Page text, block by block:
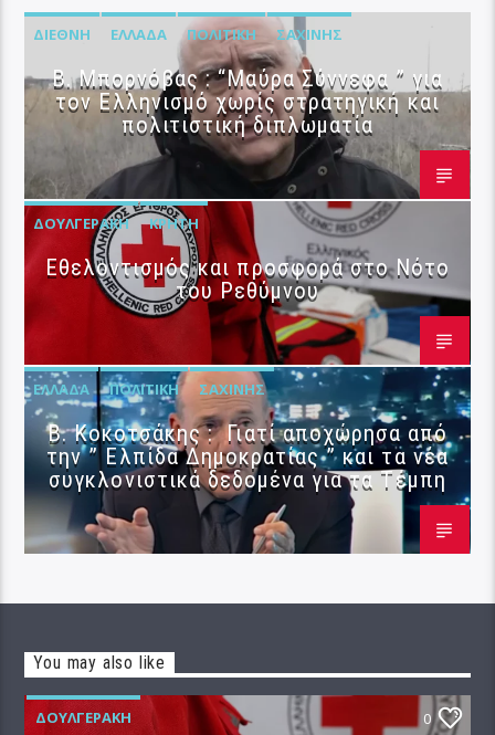
ΔΙΕΘΝΉ ΕΛΛΆΔΑ ΠΟΛΙΤΙΚΉ ΣΑΧΊΝΗΣ
B. Μπορνόβας : “Μαύρα Σύννεφα ” για
τον Ελληνισμό χωρίς στρατηγική και
πολιτιστική διπλωματία
ΔΟΥΛΓΕΡΆΚΗ ΚΡΉΤΗ
Εθελοντισμός και προσφορά στο Νότο
του Ρεθύμνου
ΕΛΛΆΔΑ ΠΟΛΙΤΙΚΉ ΣΑΧΊΝΗΣ
Β. Κοκοτσάκης : Γιατί αποχώρησα από
την ” Ελπίδα Δημοκρατίας ” και τα νέα
συγκλονιστικά δεδομένα για τα Τέμπη
You may also like
ΔΟΥΛΓΕΡΆΚΗ 0